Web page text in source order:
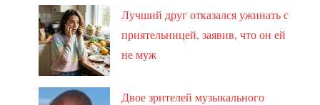
Лучший друг отказался ужинать с
приятельницей, заявив, что он ей
не муж
Двое зрителей музыкального